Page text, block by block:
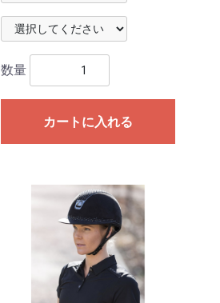
数量
カートに入れる